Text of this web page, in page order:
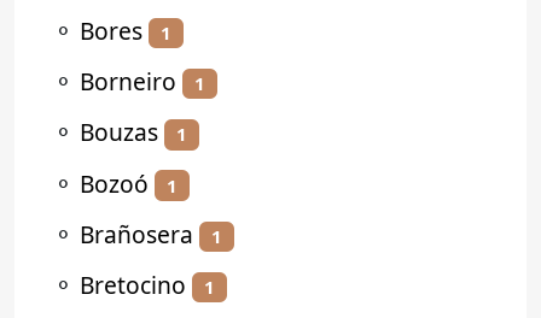
⚬ Bores 1
⚬ Borneiro 1
⚬ Bouzas 1
⚬ Bozoó 1
⚬ Brañosera 1
⚬ Bretocino 1